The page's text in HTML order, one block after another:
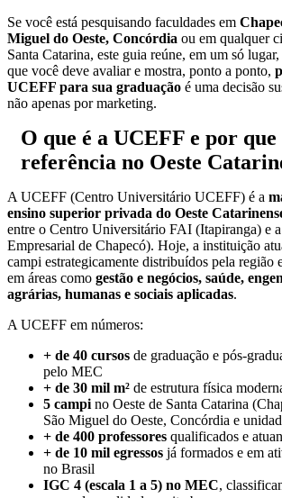
Se você está pesquisando faculdades em
Miguel do Oeste, Concórdia ou em qualquer
Santa Catarina, este guia reúne, em um só
que você deve avaliar e mostra, ponto a ponto,
UCEFF para sua graduação é uma decisão
não apenas por marketing.
O que é a UCEFF e por que
referência no Oeste
A UCEFF (Centro Universitário UCEFF) é a
ensino superior privada do Oeste
entre o Centro Universitário FAI (Itapiranga) e
Empresarial de Chapecó). Hoje, a instituição
campi estrategicamente distribuídos pela região
em áreas como gestão e negócios, saúde,
agrárias, humanas e sociais aplicadas.
A UCEFF em números:
+ de 40 cursos de graduação e pós-
pelo MEC
+ de 30 mil m² de estrutura física
5 campi no Oeste de Santa Catarina
São Miguel do Oeste, Concórdia e
+ de 400 professores qualificados e
+ de 10 mil egressos já formados e em
no Brasil
IGC 4 (escala 1 a 5) no MEC,